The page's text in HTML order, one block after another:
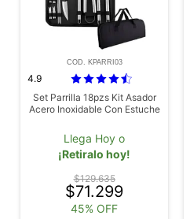
COD. KPARRI03
4.9
Set Parrilla 18pzs Kit Asador
Acero Inoxidable Con Estuche
Llega Hoy o
¡Retiralo hoy!
$129.635
$71.299
45% OFF